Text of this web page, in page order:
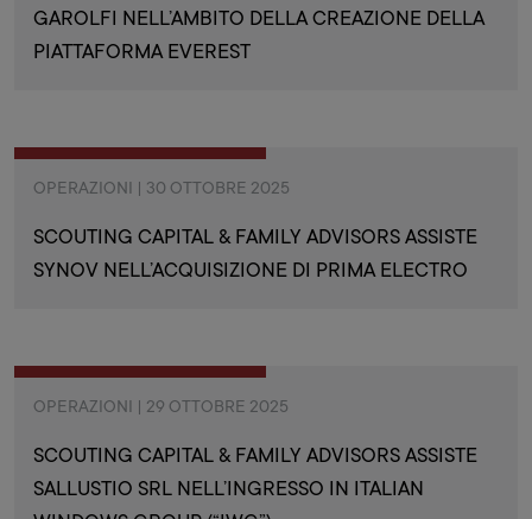
GAROLFI NELL’AMBITO DELLA CREAZIONE DELLA
PIATTAFORMA EVEREST
OPERAZIONI | 30 OTTOBRE 2025
SCOUTING CAPITAL & FAMILY ADVISORS ASSISTE
SYNOV NELL’ACQUISIZIONE DI PRIMA ELECTRO
OPERAZIONI | 29 OTTOBRE 2025
SCOUTING CAPITAL & FAMILY ADVISORS ASSISTE
SALLUSTIO SRL NELL’INGRESSO IN ITALIAN